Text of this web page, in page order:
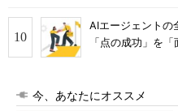
AIエージェント
「点の成功」を
今、あなたにオススメ